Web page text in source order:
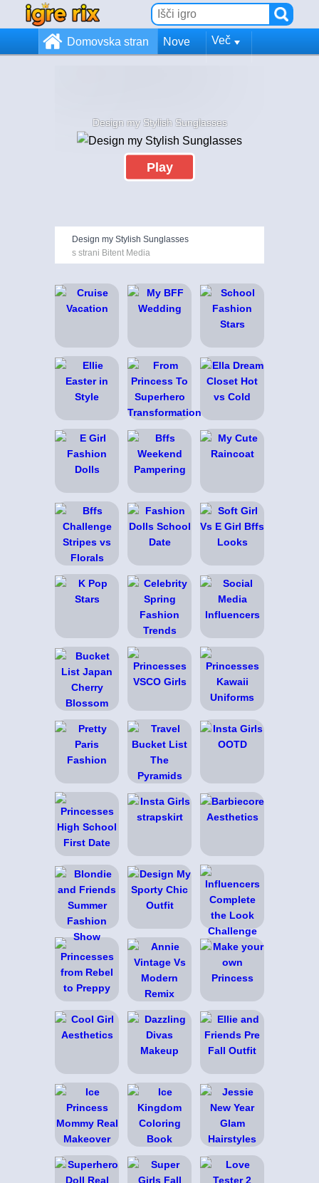
Domovska stran Nove Več
Design my Stylish Sunglasses
Play
Design my Stylish Sunglasses
s strani Bitent Media